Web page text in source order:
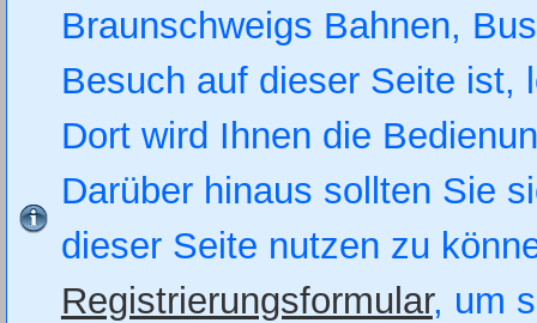
Braunschweigs Bahnen,
Besuch auf dieser Seite
Dort wird Ihnen die
Darüber hinaus sollten Sie
dieser Seite nutzen zu
Registrierungsformular, um